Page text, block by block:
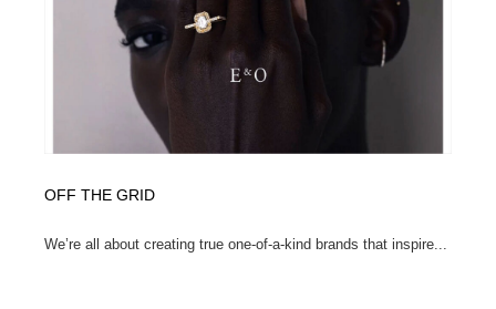
OFF THE GRID
We’re all about creating true one-of-a-kind brands that inspire...